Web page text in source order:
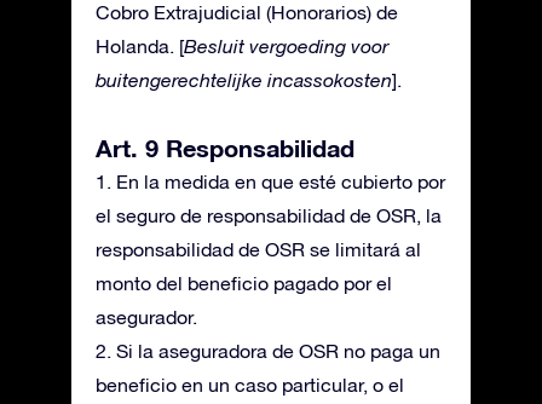
Cobro Extrajudicial (Honorarios) de
Holanda. [Besluit vergoeding voor
buitengerechtelijke incassokosten].
Art. 9 Responsabilidad
1. En la medida en que esté cubierto por
el seguro de responsabilidad de OSR, la
responsabilidad de OSR se limitará al
monto del beneficio pagado por el
asegurador.
2. Si la aseguradora de OSR no paga un
beneficio en un caso particular, o el